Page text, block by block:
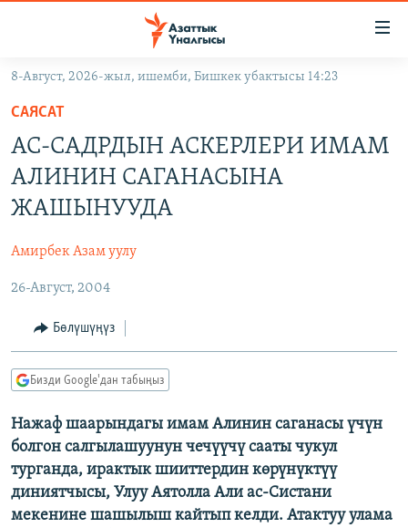
Навигацияга
өтүңүз
Издөөгө
салыңыз
САЯСАТ
МАДАНИЯТ
ДҮЙНӨ
УКРАИНА
ТВ ПРОГРАММАЛАР
БҮГҮН АЗАТТЫКТА
ЭКСПЕРТТЕР ТАЛДАЙТ
ДАНИСТЕ
ЭЖЕ-СИҢДИЛЕР
ЫҢГАЙСЫЗ СУРООЛОР
ПОДКАСТ
ӨЗГӨЧӨ ПИКИР
Русский
ОНЛАЙН ШЕРИНЕ
8-Август, 2026-жыл, ишемби, Бишкек убактысы 14:23
САЯСАТ
АС-САДРДЫН АСКЕРЛЕРИ ИМАМ
АЛИНИН САГАНАСЫНА
ЖАШЫНУУДА
Амирбек Азам уулу
26-Август, 2004
Бөлүшүңүз
Бизди Google'дан табыңыз
Нажаф шаарындагы имам Алинин саганасы үчүн
болгон салгылашуунун чечүүчү сааты чукул
турганда, ирактык шииттердин көрүнүктүү
диниятчысы, Улуу Аятолла Али ас-Систани
мекенине шашылыш кайтып келди. Атактуу улама